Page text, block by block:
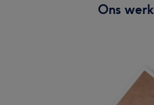
Ons werk